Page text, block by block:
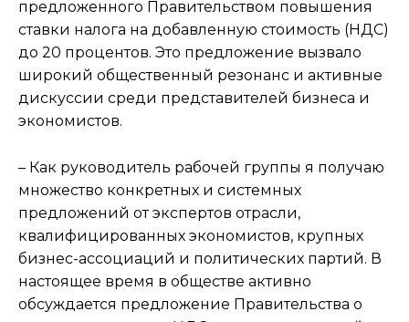
предложенного Правительством повышения
ставки налога на добавленную стоимость (НДС)
до 20 процентов. Это предложение вызвало
широкий общественный резонанс и активные
дискуссии среди представителей бизнеса и
экономистов.
– Как руководитель рабочей группы я получаю
множество конкретных и системных
предложений от экспертов отрасли,
квалифицированных экономистов, крупных
бизнес-ассоциаций и политических партий. В
настоящее время в обществе активно
обсуждается предложение Правительства о